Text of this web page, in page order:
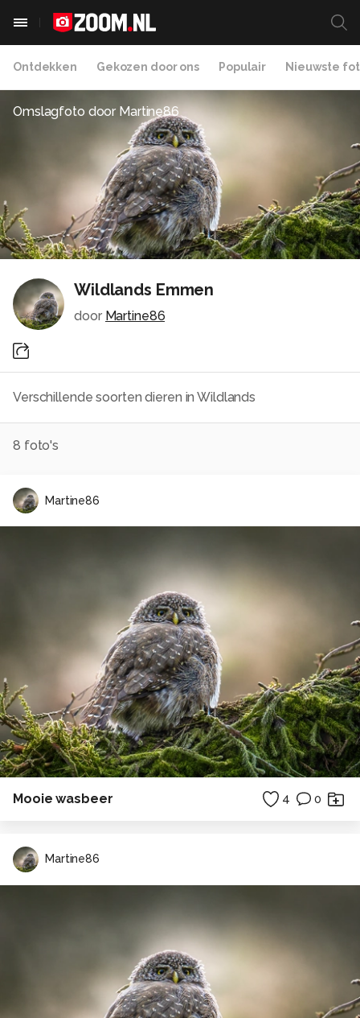
Ontdekken Gekozen door ons Populair Nieuwste
Omslagfoto door Martine86
Wildlands Emmen
door Martine86
Verschillende soorten dieren in Wildlands
8 foto's
Martine86
Mooie wasbeer 4 0
Martine86